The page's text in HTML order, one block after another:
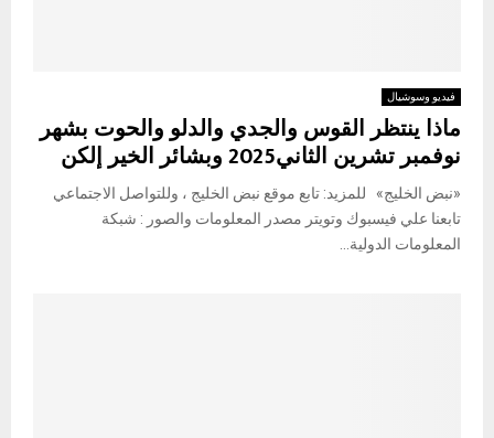
فيديو وسوشيال
ماذا ينتظر القوس والجدي والدلو والحوت بشهر
نوفمبر تشرين الثاني2025 وبشائر الخير إلكن
«نبض الخليج» للمزيد: تابع موقع نبض الخليج ، وللتواصل الاجتماعي
تابعنا علي فيسبوك وتويتر مصدر المعلومات والصور : شبكة
المعلومات الدولية...